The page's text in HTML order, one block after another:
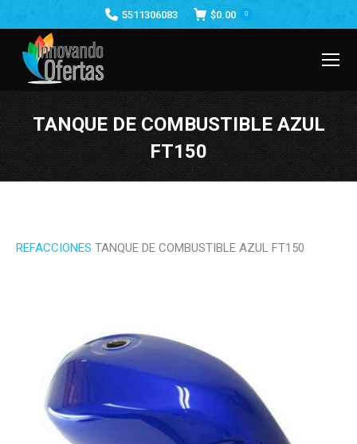
5511306083 $0.00 0
TANQUE DE COMBUSTIBLE AZUL
FT150
REFACCIONES TANQUE DE COMBUSTIBLE AZUL FT150